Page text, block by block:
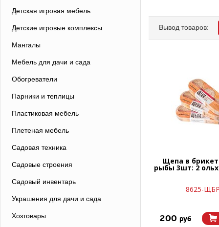
Детская игровая мебель
Детские игровые комплексы
Мангалы
Мебель для дачи и сада
Обогреватели
Парники и теплицы
Пластиковая мебель
Плетеная мебель
Садовая техника
Садовые строения
Садовый инвентарь
Украшения для дачи и сада
Хозтовары
Вывод товаров:
Щепа в
рыбы 3шт: 2
8625-
200 руб